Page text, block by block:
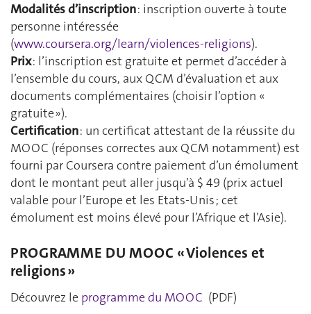
Modalités d’inscription: inscription ouverte à toute
personne intéressée
(www.coursera.org/learn/violences-religions).
Prix: l’inscription est gratuite et permet d’accéder à
l’ensemble du cours, aux QCM d’évaluation et aux
documents complémentaires (choisir l’option «
gratuite »).
Certification: un certificat attestant de la réussite du
MOOC (réponses correctes aux QCM notamment) est
fourni par Coursera contre paiement d’un émolument
dont le montant peut aller jusqu’à $ 49 (prix actuel
valable pour l’Europe et les Etats-Unis ; cet
émolument est moins élevé pour l’Afrique et l’Asie).
PROGRAMME DU MOOC « Violences et
religions »
Découvrez le programme du MOOC (PDF)